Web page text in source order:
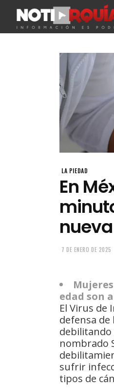
LA PIEDAD
En
7 DE ENERO DE 2025
edad son
El Virus de
defensa
debilitando
nombrado
sufrir
tipos de